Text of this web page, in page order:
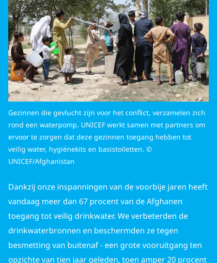
Gezinnen die gevlucht zijn voor het conflict, verzamelen zich
rond een waterpomp. UNICEF werkt samen met partners om
ervoor te zorgen dat deze gezinnen toegang hebben tot
veilig water, hygiënekits en basistoiletten. ©
UNICEF/Afghanistan
Dankzij onze inspanningen van de voorbije jaren heeft
vandaag meer dan 67 procent van de Afghanen
toegang tot veilig drinkwater. We verbeterden de
drinkwaterbronnen en beschermden ze tegen
besmetting van buitenaf - een grote vooruitgang ten
opzichte van tien jaar geleden, toen amper 20 procent